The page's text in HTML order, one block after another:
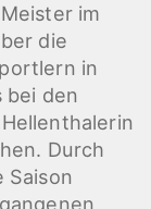
im
die
in
bei den
Durch
Saison